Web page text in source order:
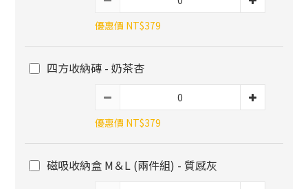
優惠價 NT$379
四方收納磚 - 奶茶杏
優惠價 NT$379
磁吸收納盒 M＆L (兩件組) - 質感灰